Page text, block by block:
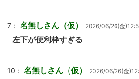
7： 名無しさん（仮） 2026/06/26(金
左下が便利枠すぎる
10： 名無しさん（仮） 2026/06/26(金